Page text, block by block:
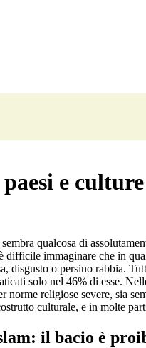
e
qualcosa di
immaginare che in
disgusto o persino rabbia.
solo nel 46% di esse.
religiose severe, sia
culturale, e in molte
il bacio è